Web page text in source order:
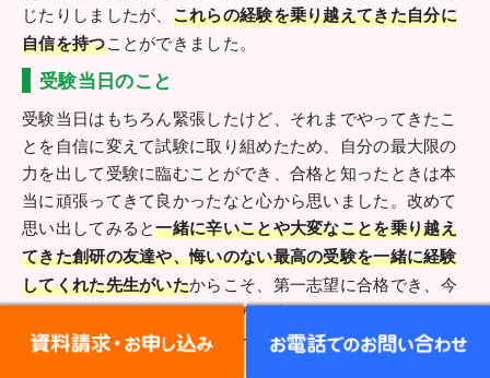
じたりしましたが、 これらの経験を乗り越えてきた自分に
自信を持つことができました。
受験当日のこと
受験当日はもちろん緊張したけど、それまでやってきたこ
とを自信に変えて試験に取り組めたため、自分の最大限の
力を出して受験に臨むことができ、合格と知ったときは本
当に頑張ってきて良かったなと心から思いました。改めて
思い出してみると一緒に辛いことや大変なことを乗り越え
てきた創研の友達や、悔いのない最高の受験を一緒に経験
してくれた先生がいたからこそ、第一志望に合格でき、今
の中学生生活を送れているのだと実感しています。創研生
として受験に臨むことができうれしかったです。